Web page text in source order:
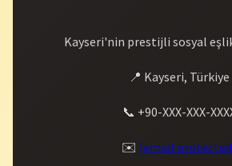
Kayseri'nin prestijli sosyal
📍 Kayseri, Türkiye
📞 +90-XXX-XXX-
✉️ [email